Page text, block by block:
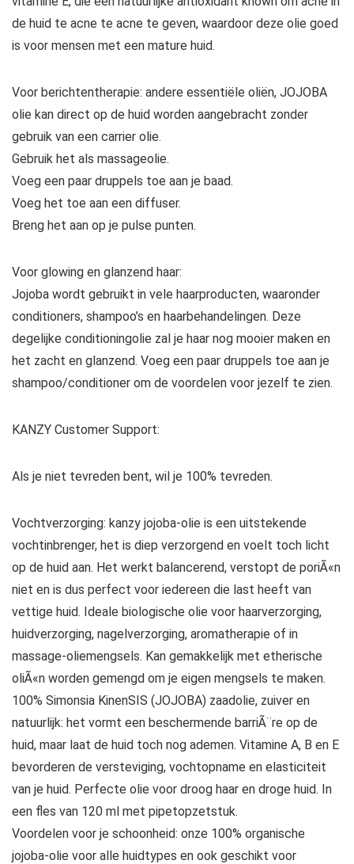
de huid te acne te acne te geven, waardoor deze olie goed
is voor mensen met een mature huid.
Voor berichtentherapie: andere essentiële oliën, JOJOBA
olie kan direct op de huid worden aangebracht zonder
gebruik van een carrier olie.
Gebruik het als massageolie.
Voeg een paar druppels toe aan je baad.
Voeg het toe aan een diffuser.
Breng het aan op je pulse punten.
Voor glowing en glanzend haar:
Jojoba wordt gebruikt in vele haarproducten, waaronder
conditioners, shampoo’s en haarbehandelingen. Deze
degelijke conditioningolie zal je haar nog mooier maken en
het zacht en glanzend. Voeg een paar druppels toe aan je
shampoo/conditioner om de voordelen voor jezelf te zien.
KANZY Customer Support:
Als je niet tevreden bent, wil je 100% tevreden.
Vochtverzorging: kanzy jojoba-olie is een uitstekende
vochtinbrenger, het is diep verzorgend en voelt toch licht
op de huid aan. Het werkt balancerend, verstopt de poriÃ«n
niet en is dus perfect voor iedereen die last heeft van
vettige huid. Ideale biologische olie voor haarverzorging,
huidverzorging, nagelverzorging, aromatherapie of in
massage-oliemengsels. Kan gemakkelijk met etherische
oliÃ«n worden gemengd om je eigen mengsels te maken.
100% Simonsia KinenSIS (JOJOBA) zaadolie, zuiver en
natuurlijk: het vormt een beschermende barriÃ¨re op de
huid, maar laat de huid toch nog ademen. Vitamine A, B en E
bevorderen de versteviging, vochtopname en elasticiteit
van je huid. Perfecte olie voor droog haar en droge huid. In
een fles van 120 ml met pipetopzetstuk.
Voordelen voor je schoonheid: onze 100% organische
jojoba-olie voor alle huidtypes en ook geschikt voor